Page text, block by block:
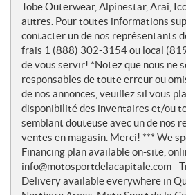
Tobe Outerwear, Alpinestar, Arai,
autres. Pour toutes informations
contacter un de nos représentants
frais 1 (888) 302-3154 ou local
de vous servir! *Notez que nous ne
responsables de toute erreur ou
de nos annonces, veuillez sil vous
disponibilité des inventaires et/ou
semblant douteuse avec un de nos
ventes en magasin. Merci! *** We
Financing plan available on-site,
info@motosportdelacapitale.com -
Delivery available everywhere in